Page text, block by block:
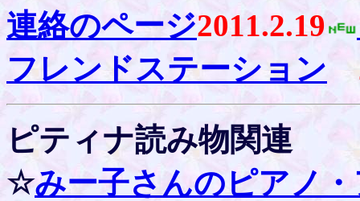
連絡のページ2011.2.19
フレンドステーション
ピティナ読み物関連
☆みー子さんのピアノ